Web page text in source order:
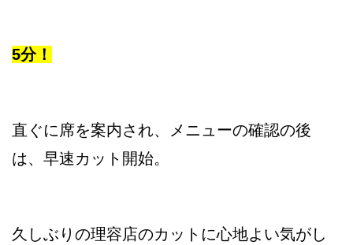
5分！
直ぐに席を案内され、メニューの確認の後
は、早速カット開始。
久しぶりの理容店のカットに心地よい気がし